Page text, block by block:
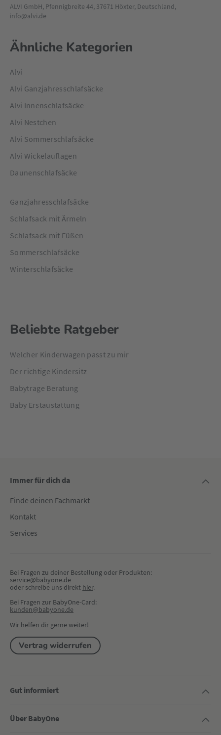
ALVI GmbH, Pfennigbreite 44, 37671 Höxter, Deutschland,
info@alvi.de
Ähnliche Kategorien
Alvi
Alvi Ganzjahresschlafsäcke
Alvi Innenschlafsäcke
Alvi Nestchen
Alvi Sommerschlafsäcke
Alvi Wickelauflagen
Daunenschlafsäcke
Ganzjahresschlafsäcke
Schlafsack mit Ärmeln
Schlafsack mit Füßen
Sommerschlafsäcke
Winterschlafsäcke
Beliebte Ratgeber
Welcher Kinderwagen passt zu mir
Der richtige Kindersitz
Babytrage Beratung
Baby Erstaustattung
Immer für dich da
Finde deinen Fachmarkt
Kontakt
Services
Bei Fragen zu deiner Bestellung oder Produkten:
service@babyone.de
oder schreibe uns direkt hier.
Bei Fragen zur BabyOne-Card:
kunden@babyone.de
Wir helfen dir gerne weiter!
Vertrag widerrufen
Gut informiert
Über BabyOne